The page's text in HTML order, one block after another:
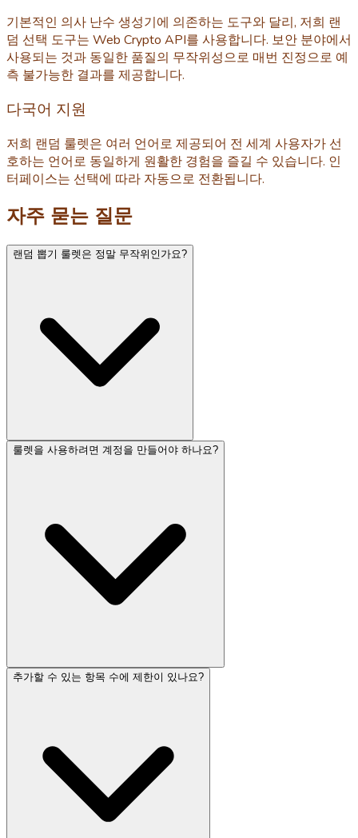
기본적인 의사 난수 생성기에 의존하는 도구와 달리, 저희 랜
덤 선택 도구는 Web Crypto API를 사용합니다. 보안 분야에서
사용되는 것과 동일한 품질의 무작위성으로 매번 진정으로 예
측 불가능한 결과를 제공합니다.
다국어 지원
저희 랜덤 룰렛은 여러 언어로 제공되어 전 세계 사용자가 선
호하는 언어로 동일하게 원활한 경험을 즐길 수 있습니다. 인
터페이스는 선택에 따라 자동으로 전환됩니다.
자주 묻는 질문
랜덤 뽑기 룰렛은 정말 무작위인가요?
룰렛을 사용하려면 계정을 만들어야 하나요?
추가할 수 있는 항목 수에 제한이 있나요?